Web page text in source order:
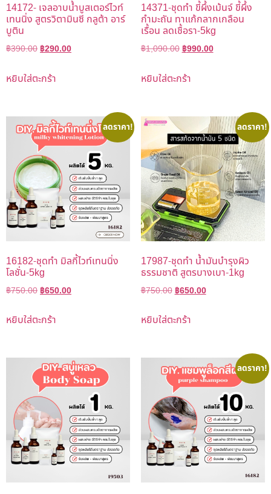
14172- เจลอาบน้ำบูสเตอร์ไวท์
เทนนิ่ง สูตรวิตามินซี กลูต้า อาร์
บูติน
฿390.00฿290.00
หยิบใส่ตะกร้า
14371-ชุดทำ ขี้ผึ้งเม้นจ์ ขี้ผึ้ง
กำมะถัน ทาแก้กลากเกลือน
เรื้อน ลดเชื้อรา-5kg
฿1,090.00฿990.00
หยิบใส่ตะกร้า
ลดราคา!
16182-ชุดทำ มิลกี้ไวท์เทนนิ่ง
โลชั่น-5kg
฿750.00 ฿650.00
หยิบใส่ตะกร้า
ลดราคา!
17987-ชุดทำ น้ำมันบำรุงผิว
ธรรมชาติ สูตรบางเบา-1kg
฿750.00 ฿650.00
หยิบใส่ตะกร้า
ลดราคา!